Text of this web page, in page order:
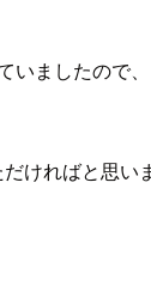
ましたの
ければと思いま